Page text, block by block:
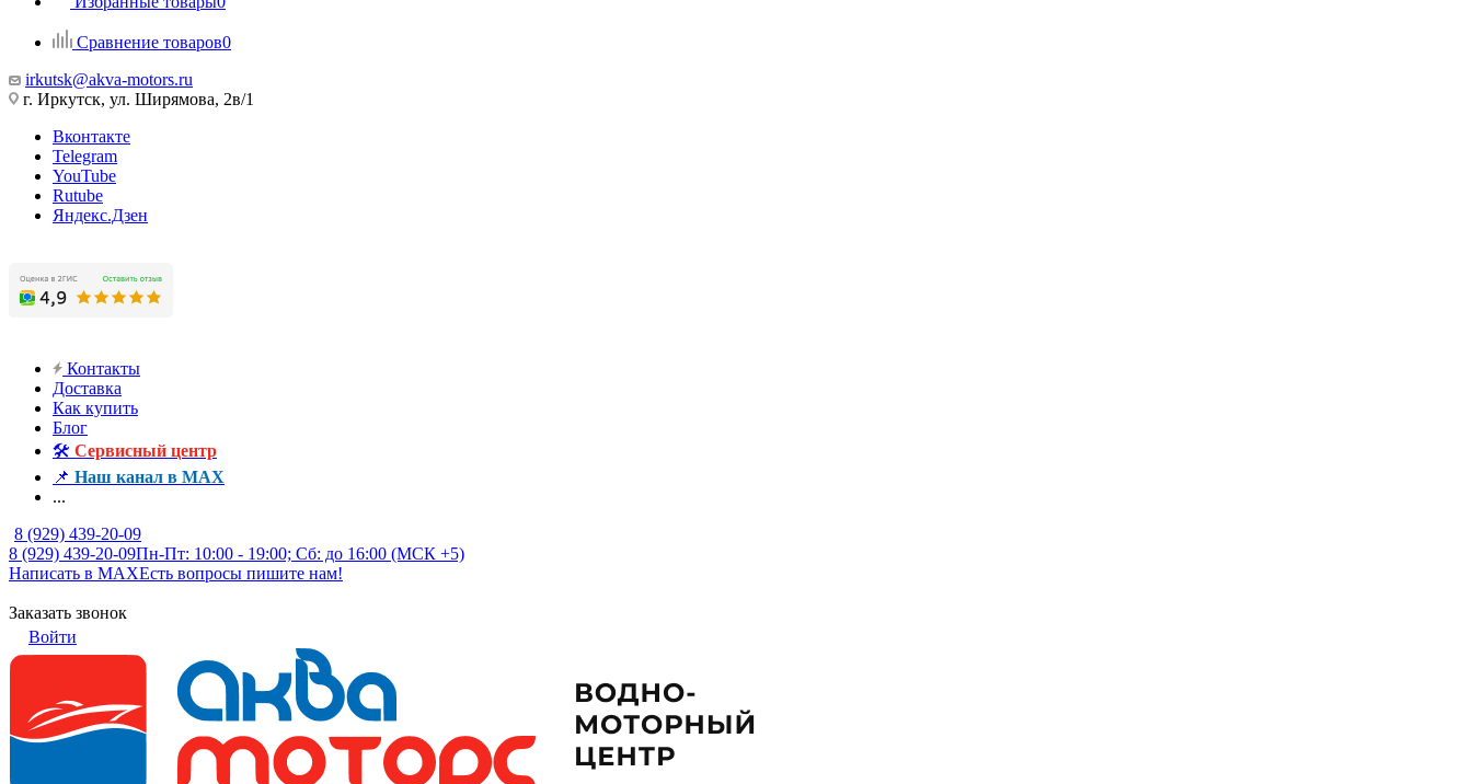
Сравнение товаров0
irkutsk@akva-motors.ru
г. Иркутск, ул. Ширямова, 2в/1
Вконтакте
Telegram
YouTube
Rutube
Яндекс.Дзен
Контакты
Доставка
Как купить
Блог
🛠️ Сервисный центр
📌 Наш канал в MAX
...
8 (929) 439-20-09
8 (929) 439-20-09Пн-Пт: 10:00 - 19:00; Сб: до 16:00 (МСК +5)
Написать в MAXЕсть вопросы пишите нам!
Заказать звонок
Войти